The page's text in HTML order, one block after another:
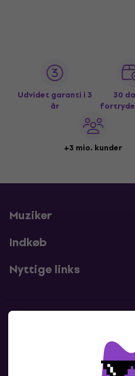
Udvidet garanti i 3
år
30
+3 mio. kunder
Muziker
Indkøb
Nyttige links